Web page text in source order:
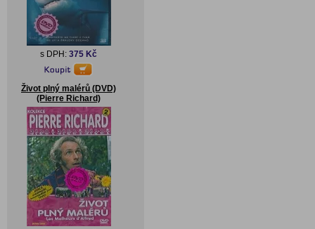
s DPH: 375 Kč
Život plný malérů (DVD)
(Pierre Richard)